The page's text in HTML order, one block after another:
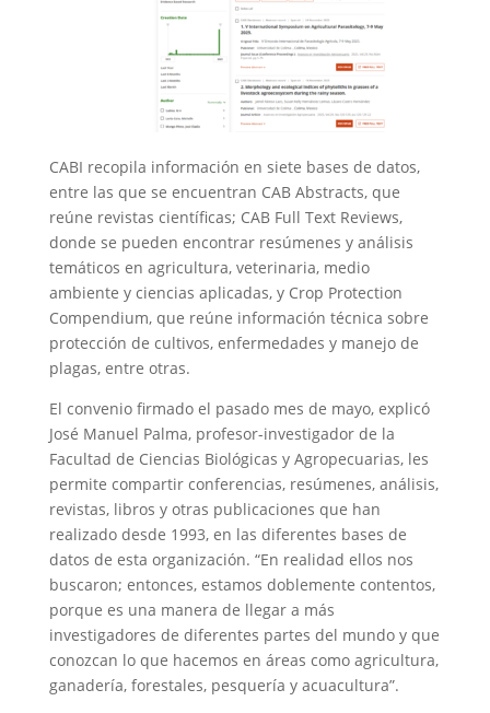
CABI recopila información en siete bases de datos,
entre las que se encuentran CAB Abstracts, que
reúne revistas científicas; CAB Full Text Reviews,
donde se pueden encontrar resúmenes y análisis
temáticos en agricultura, veterinaria, medio
ambiente y ciencias aplicadas, y Crop Protection
Compendium, que reúne información técnica sobre
protección de cultivos, enfermedades y manejo de
plagas, entre otras.
El convenio firmado el pasado mes de mayo, explicó
José Manuel Palma, profesor-investigador de la
Facultad de Ciencias Biológicas y Agropecuarias, les
permite compartir conferencias, resúmenes, análisis,
revistas, libros y otras publicaciones que han
realizado desde 1993, en las diferentes bases de
datos de esta organización. “En realidad ellos nos
buscaron; entonces, estamos doblemente contentos,
porque es una manera de llegar a más
investigadores de diferentes partes del mundo y que
conozcan lo que hacemos en áreas como agricultura,
ganadería, forestales, pesquería y acuacultura”.